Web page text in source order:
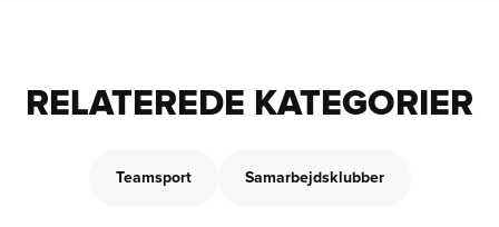
RELATEREDE KATEGORIER
Teamsport Samarbejdsklubber